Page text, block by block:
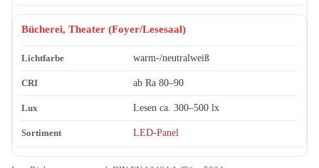
Bücherei, Theater (Foyer/Lesesaal)
warm-/neutralweiß
ab Ra 80–90
Lesen ca. 300–500 lx
LED-Panel